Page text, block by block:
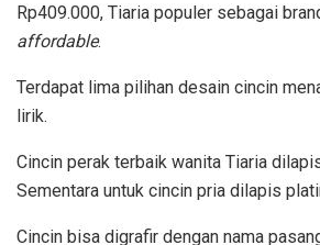
Rp409.000, Tiaria populer sebagai
affordable.
Terdapat lima pilihan desain cincin
lirik.
Cincin perak terbaik wanita Tiaria
Sementara untuk cincin pria dilapis
Cincin bisa digrafir dengan nama